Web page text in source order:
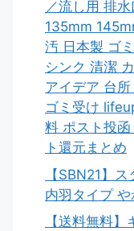
／流し用 排
135mm
汚 日本製 ゴ
シンク 清潔
アイデア 台
ゴミ受け
料 ポスト投
ト還元まとめ
【SBN21】
内羽タイプ
【送料無料